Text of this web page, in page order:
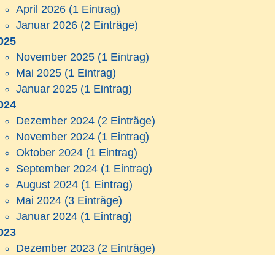
April 2026 (1 Eintrag)
Januar 2026 (2 Einträge)
November 2025 (1 Eintrag)
Mai 2025 (1 Eintrag)
Januar 2025 (1 Eintrag)
Dezember 2024 (2 Einträge)
November 2024 (1 Eintrag)
Oktober 2024 (1 Eintrag)
September 2024 (1 Eintrag)
August 2024 (1 Eintrag)
Mai 2024 (3 Einträge)
Januar 2024 (1 Eintrag)
Dezember 2023 (2 Einträge)